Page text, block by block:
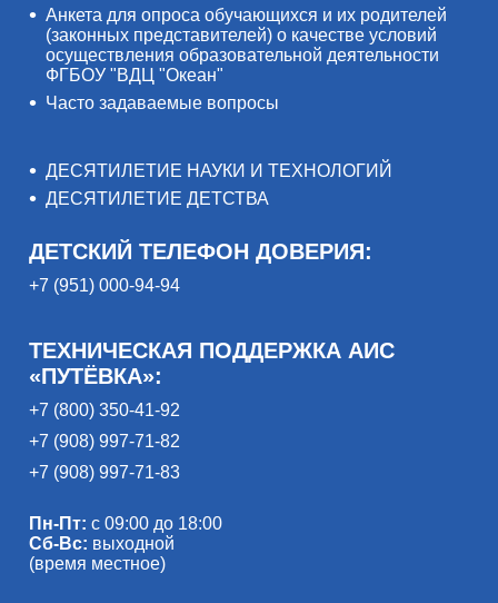
Анкета для опроса обучающихся и их родителей
(законных представителей) о качестве условий
осуществления образовательной деятельности
ФГБОУ "ВДЦ "Океан"
Часто задаваемые вопросы
ДЕСЯТИЛЕТИЕ НАУКИ И ТЕХНОЛОГИЙ
ДЕСЯТИЛЕТИЕ ДЕТСТВА
ДЕТСКИЙ ТЕЛЕФОН ДОВЕРИЯ:
+7 (951) 000-94-94
ТЕХНИЧЕСКАЯ ПОДДЕРЖКА АИС
«ПУТЁВКА»:
+7 (800) 350-41-92
+7 (908) 997-71-82
+7 (908) 997-71-83
Пн-Пт: с 09:00 до 18:00
Сб-Вс: выходной
(время местное)